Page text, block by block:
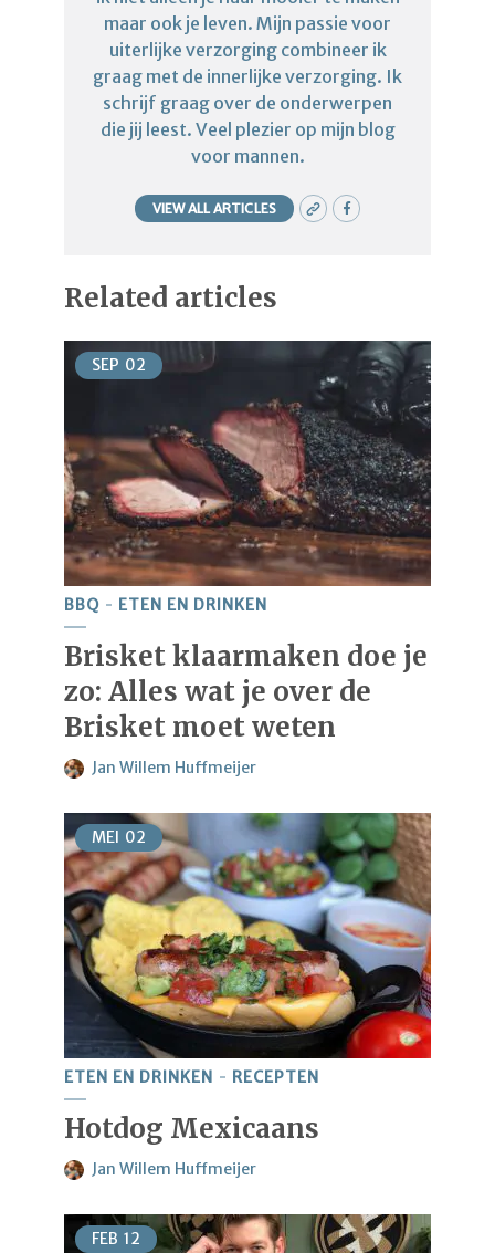
maar ook je leven. Mijn passie voor
uiterlijke verzorging combineer ik
graag met de innerlijke verzorging. Ik
schrijf graag over de onderwerpen
die jij leest. Veel plezier op mijn blog
voor mannen.
VIEW ALL ARTICLES
Related articles
SEP 02
BBQ ETEN EN DRINKEN
Brisket klaarmaken doe je
zo: Alles wat je over de
Brisket moet weten
Jan Willem Huffmeijer
MEI 02
ETEN EN DRINKEN RECEPTEN
Hotdog Mexicaans
Jan Willem Huffmeijer
FEB 12